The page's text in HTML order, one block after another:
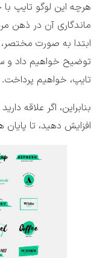
هرچه این لوگو تایپ
ماندگاری آن در ذهن
ابتدا به صورت مختصر،
توضیح خواهیم داد و
تایپ، خواهیم پرداخت.
بنابراین، اگر علاقه
افزایش دهید، تا پایان